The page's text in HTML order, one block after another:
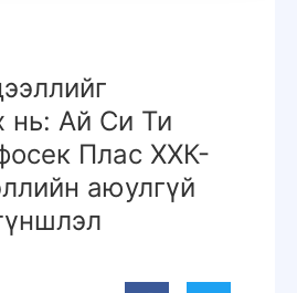
нь: Ай Си Ти
Плас ХХК-
аюулгүй